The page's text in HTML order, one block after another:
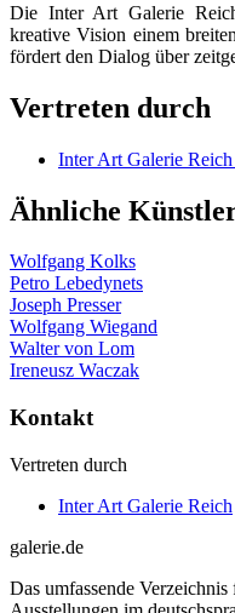
Die Inter Art Galerie
kreative Vision einem
fördert den Dialog über
Vertreten durch
Inter Art Galerie
Ähnliche
Wolfgang Kolks
Petro Lebedynets
Joseph Presser
Wolfgang Wiegand
Walter von Lom
Ireneusz Waczak
Kontakt
Vertreten durch
Inter Art Galerie Reich
galerie.de
Das umfassende